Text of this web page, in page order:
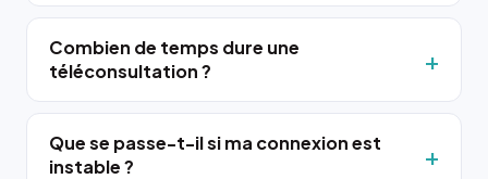
Combien de temps dure une
téléconsultation ?
Que se passe-t-il si ma connexion est
instable ?